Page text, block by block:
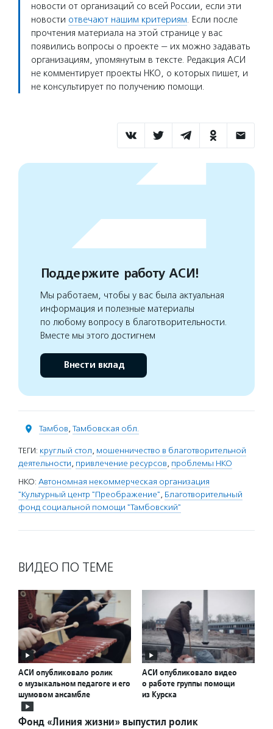
новости от организаций со всей России, если эти
новости отвечают нашим критериям. Если после
прочтения материала на этой странице у вас
появились вопросы о проекте — их можно задавать
организациям, упомянутым в тексте. Редакция АСИ
не комментирует проекты НКО, о которых пишет, и
не консультирует по получению помощи.
Поддержите работу АСИ!
Мы работаем, чтобы у вас была актуальная
информация и полезные материалы
по любому вопросу в благотворительности.
Вместе мы этого достигнем
Внести вклад
Тамбов, Тамбовская обл.
ТЕГИ: круглый стол, мошенничество в благотворительной
деятельности, привлечение ресурсов, проблемы НКО
НКО: Автономная некоммерческая организация
"Культурный центр "Преображение", Благотворительный
фонд социальной помощи "Тамбовский"
ВИДЕО ПО ТЕМЕ
АСИ опубликовало ролик
о музыкальном педагоге и его
шумовом ансамбле
АСИ опубликовало видео
о работе группы помощи
из Курска
Фонд «Линия жизни» выпустил ролик